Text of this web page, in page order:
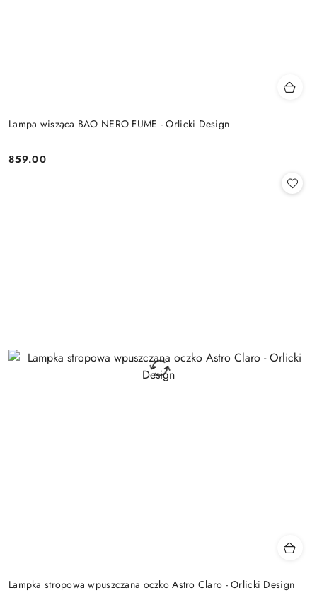
Lampa wisząca BAO NERO FUME - Orlicki Design
Cena:
859.00
Lampka stropowa wpuszczana oczko Astro Claro - Orlicki Design